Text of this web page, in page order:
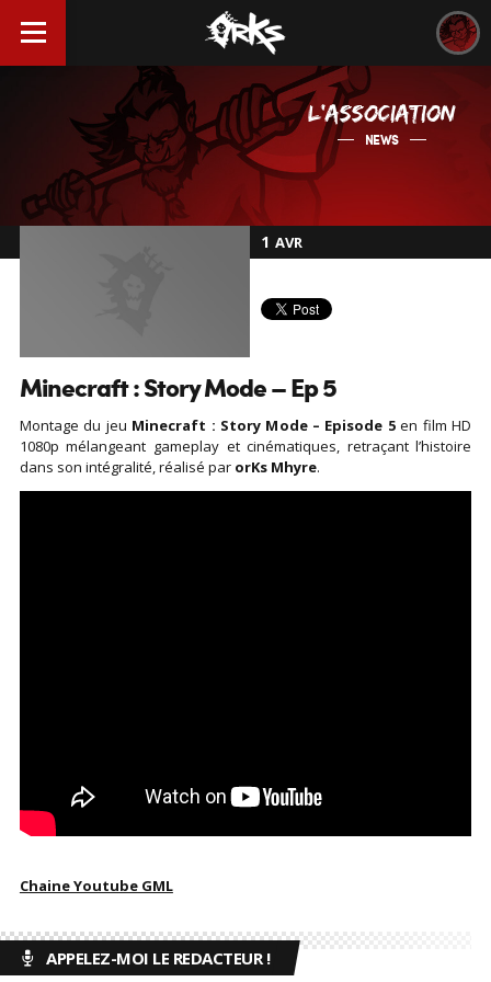
L'ASSOCIATION
NEWS
1 AVR
Minecraft : Story Mode – Ep 5
Montage du jeu Minecraft : Story Mode – Episode 5en film HD
1080p mélangeant gameplay et cinématiques, retraçant l’histoire
dans son intégralité, réalisé par orKs Mhyre.
Chaine Youtube GML
APPELEZ-MOI LE REDACTEUR !